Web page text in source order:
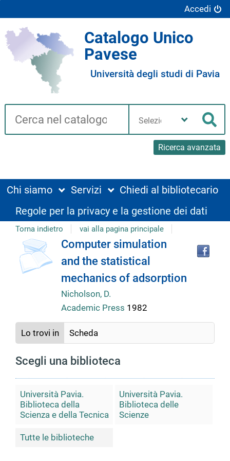
Accedi
Catalogo Unico
Pavese
Università degli studi di Pavia
Cerca su "Catalogo"
Ricerca avanzata
biblioteca
Chi siamo Servizi
Chiedi al bibliotecario
Regole per la privacy e la gestione dei dati
Torna indietro vai alla pagina principale
Dettaglio
del
documento
Computer simulation
and the statistical
mechanics of adsorption
Nicholson, D.
Academic Press 1982
Lo trovi in Scheda
Scegli una biblioteca
Università Pavia.
Biblioteca della
Scienza e della Tecnica
Università Pavia.
Biblioteca delle
Scienze
Tutte le biblioteche